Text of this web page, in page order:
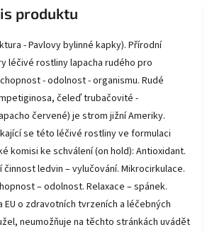
produktu
- Pavlovy bylinné kapky). Přírodní
léčivé rostliny lapacha rudého pro
- odolnost - organismu. Rudé
čeleď trubačovité -
červené) je strom jižní Ameriky.
se této léčivé rostliny ve formulaci
komisi ke schválení (on hold): Antioxidant.
činnost ledvin – vylučování. Mikrocirkulace.
– odolnost. Relaxace – spánek.
EU o zdravotních tvrzeních a léčebných
neumožňuje na těchto stránkách uvádět